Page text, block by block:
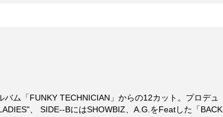
ム「FUNKY TECHNICIAN」からの12カット。プロデュ
、 SIDE--BにはSHOWBIZ、A.G.をFeatした「BACK